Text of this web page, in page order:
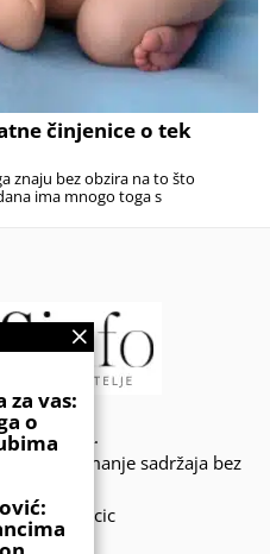
činjenice o tek
znaju bez obzira na to što
ima mnogo toga s
preuzimanje sadržaja bez
Amar SIjercic
za vas:
o